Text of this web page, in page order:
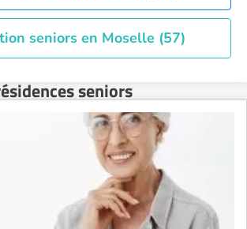
seniors en Moselle (57)
seniors